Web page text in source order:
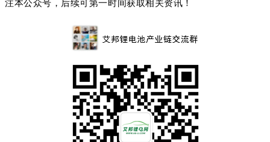
注本公众号，后续可第一时间获取相关资讯！